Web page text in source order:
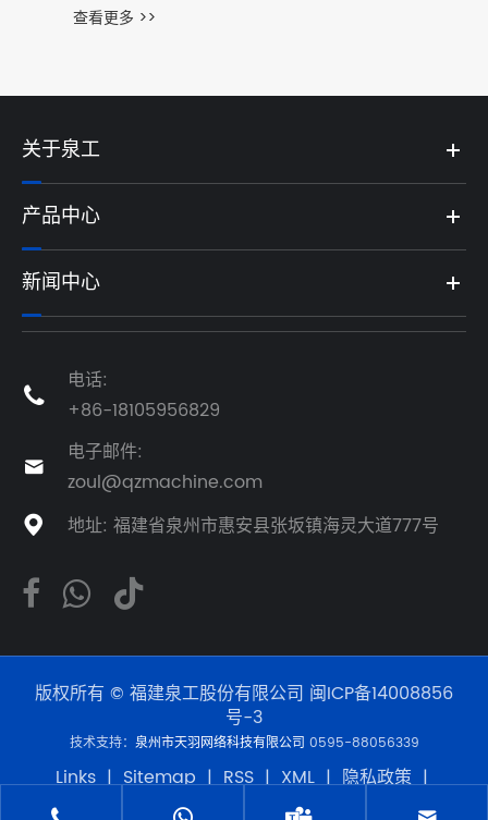
查看更多 >>
关于泉工
产品中心
新闻中心

电话:
+86-18105956829

电子邮件:
zoul@qzmachine.com
 地址: 福建省泉州市惠安县张坂镇海灵大道777号
版权所有 © 福建泉工股份有限公司 闽ICP备14008856
号-3
技术支持： 泉州市天羽网络科技有限公司 0595-88056339
Links | Sitemap | RSS | XML | 隐私政策 |